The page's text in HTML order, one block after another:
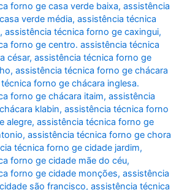
forno ge casa verde baixa,assistência
verde média,assistência técnica
,assistência técnica forno ge caxingui,
forno ge centro. assistência técnica
césar,assistência técnica forno ge
,assistência técnica forno ge chácara
forno ge chácara inglesa.
forno ge chácara itaim,assistência
klabin,assistência técnica forno
alegre,assistência técnica forno ge
,assistência técnica forno ge chora
técnica forno ge cidade jardim,
forno ge cidade mãe do céu,
forno ge cidade monções,assistência
são francisco,assistência técnica